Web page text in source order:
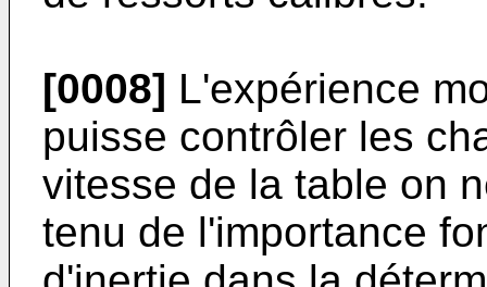
[0008] L'expérience
puisse contrôler les
vitesse de la table on
tenu de l'importance